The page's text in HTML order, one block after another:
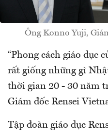
Ông Konno Yuji,
“Phong cách giáo dục
rất giống những gì
thời gian 20 - 30 năm
Giám đốc Rensei
Tập đoàn giáo dục